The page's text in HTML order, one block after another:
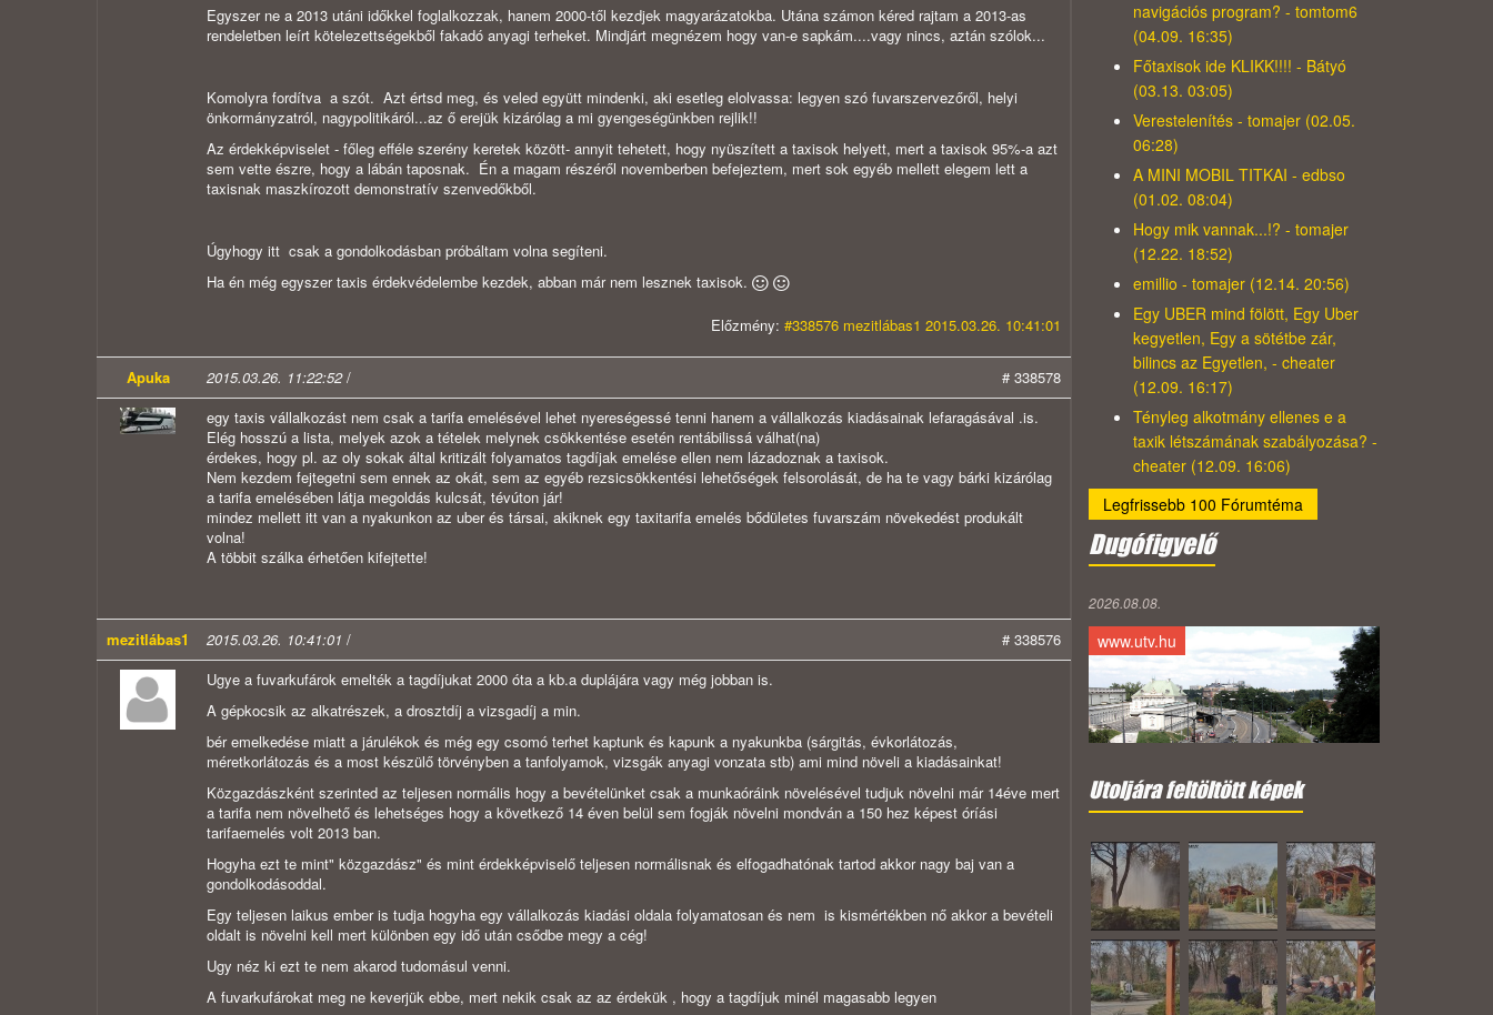
Egyszer ne a 2013 utáni időkkel foglalkozzak, hanem 2000-től kezdjek magyarázatokba. Utána számon kéred rajtam a 2013-as
rendeletben leírt kötelezettségekből fakadó anyagi terheket. Mindjárt megnézem hogy van-e sapkám....vagy nincs, aztán szólok...
Komolyra fordítva a szót. Azt értsd meg, és veled együtt mindenki, aki esetleg elolvassa: legyen szó fuvarszervezőről, helyi
önkormányzatról, nagypolitikáról...az ő erejük kizárólag a mi gyengeségünkben rejlik!!
Az érdekképviselet - főleg efféle szerény keretek között- annyit tehetett, hogy nyüszített a taxisok helyett, mert a taxisok 95%-a azt
sem vette észre, hogy a lábán taposnak. Én a magam részéről novemberben befejeztem, mert sok egyéb mellett elegem lett a
taxisnak maszkírozott demonstratív szenvedőkből.
Úgyhogy itt csak a gondolkodásban próbáltam volna segíteni.
Ha én még egyszer taxis érdekvédelembe kezdek, abban már nem lesznek taxisok.
Előzmény: #338576 mezitlábas1 2015.03.26. 10:41:01
Apuka 2015.03.26. 11:22:52/
# 338578
egy taxis vállalkozást nem csak a tarifa emelésével lehet nyereségessé tenni hanem a vállalkozás kiadásainak lefaragásával .is.
Elég hosszú a lista, melyek azok a tételek melynek csökkentése esetén rentábilissá válhat(na)
érdekes, hogy pl. az oly sokak által kritizált folyamatos tagdíjak emelése ellen nem lázadoznak a taxisok.
Nem kezdem fejtegetni sem ennek az okát, sem az egyéb rezsicsökkentési lehetőségek felsorolását, de ha te vagy bárki kizárólag
a tarifa emelésében látja megoldás kulcsát, tévúton jár!
mindez mellett itt van a nyakunkon az uber és társai, akiknek egy taxitarifa emelés bődületes fuvarszám növekedést produkált
volna!
A többit szálka érhetően kifejtette!
mezitlábas1 2015.03.26. 10:41:01 /
# 338576
Ugye a fuvarkufárok emelték a tagdíjukat 2000 óta a kb.a duplájára vagy még jobban is.
A gépkocsik az alkatrészek, a drosztdíj a vizsgadíj a min.
bér emelkedése miatt a járulékok és még egy csomó terhet kaptunk és kapunk a nyakunkba (sárgitás, évkorlátozás,
méretkorlátozás és a most készülő törvényben a tanfolyamok, vizsgák anyagi vonzata stb) ami mind növeli a kiadásainkat!
Közgazdászként szerinted az teljesen normális hogy a bevételünket csak a munkaóráink növelésével tudjuk növelni már 14éve mert
a tarifa nem növelhető és lehetséges hogy a következő 14 éven belül sem fogják növelni mondván a 150 hez képest óríási
tarifaemelés volt 2013 ban.
Hogyha ezt te mint" közgazdász" és mint érdekképviselő teljesen normálisnak és elfogadhatónak tartod akkor nagy baj van a
gondolkodásoddal.
Egy teljesen laikus ember is tudja hogyha egy vállalkozás kiadási oldala folyamatosan és nem is kismértékben nő akkor a bevételi
oldalt is növelni kell mert különben egy idő után csődbe megy a cég!
Ugy néz ki ezt te nem akarod tudomásul venni.
A fuvarkufárokat meg ne keverjük ebbe, mert nekik csak az az érdekük , hogy a tagdíjuk minél magasabb legyen
navigációs program? - tomtom6
(04.09. 16:35)
Főtaxisok ide KLIKK!!!! - Bátyó
(03.13. 03:05)
Verestelenítés - tomajer (02.05.
06:28)
A MINI MOBIL TITKAI - edbso
(01.02. 08:04)
Hogy mik vannak...!? - tomajer
(12.22. 18:52)
emillio - tomajer (12.14. 20:56)
Egy UBER mind fölött, Egy Uber
kegyetlen, Egy a sötétbe zár,
bilincs az Egyetlen, - cheater
(12.09. 16:17)
Tényleg alkotmány ellenes e a
taxik létszámának szabályozása? -
cheater (12.09. 16:06)
Legfrissebb 100 Fórumtéma
Dugófigyelő
2026.08.08.
www.utv.hu
Utoljára feltöltött képek